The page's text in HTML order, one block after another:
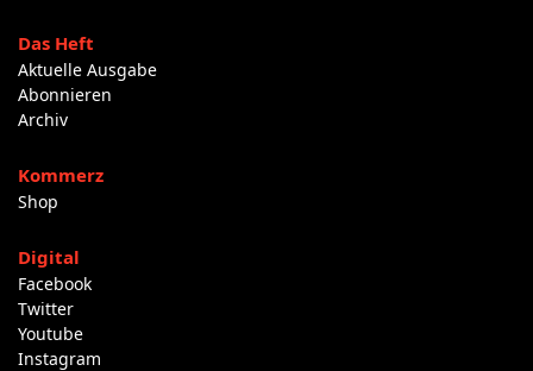
Das Heft
Aktuelle Ausgabe
Abonnieren
Archiv
Kommerz
Shop
Digital
Facebook
Twitter
Youtube
Instagram